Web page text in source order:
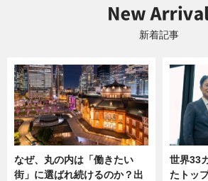
新着記事
なぜ、丸の内は「働きたい
街」に選ばれ続けるのか？出
世界33
たトッ